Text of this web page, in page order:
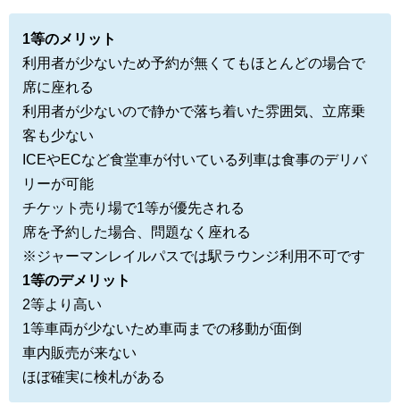
1等のメリット
利用者が少ないため予約が無くてもほとんどの場合で
席に座れる
利用者が少ないので静かで落ち着いた雰囲気、立席乗
客も少ない
ICEやECなど食堂車が付いている列車は食事のデリバ
リーが可能
チケット売り場で1等が優先される
席を予約した場合、問題なく座れる
※ジャーマンレイルパスでは駅ラウンジ利用不可です
1等のデメリット
2等より高い
1等車両が少ないため車両までの移動が面倒
車内販売が来ない
ほぼ確実に検札がある